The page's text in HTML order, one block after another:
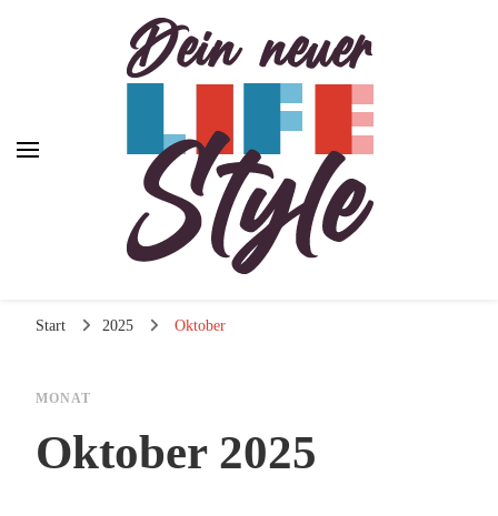
Start 2025 Oktober
MONAT
Oktober 2025